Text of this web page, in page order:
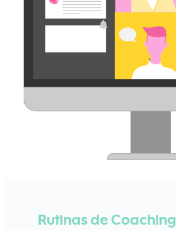
Rutinas de Coaching